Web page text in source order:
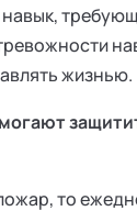
жизнью.
то